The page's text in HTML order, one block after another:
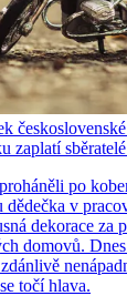
zaplatí
po
v
dekorace za
domovů.
točí hlava.